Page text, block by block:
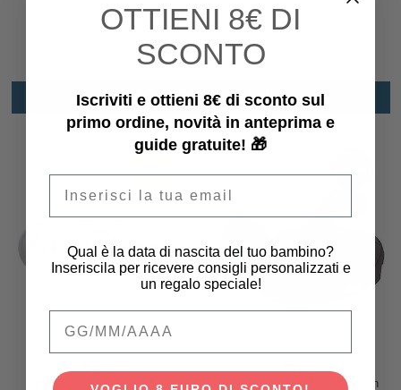
PRODOTTI SIMILI
Cybex
Kit di Sicurezza SensorSafe
Graco
Rialzo Booster Max R129 con
OTTIENI 8€ DI
SCONTO
Iscriviti e ottieni 8€ di sconto sul
primo ordine, novità in anteprima e
guide gratuite! 🎁
Qual è la data di nascita del tuo bambino?
Inseriscila per ricevere consigli personalizzati e
un regalo speciale!